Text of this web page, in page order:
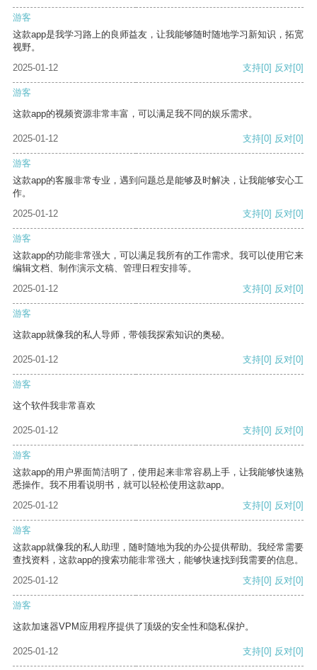
游客
这款app是我学习路上的良师益友，让我能够随时随地学习新知识，拓宽
视野。
2025-01-12
支持[0] 反对[0]
游客
这款app的视频资源非常丰富，可以满足我不同的娱乐需求。
2025-01-12 支持[0] 反对[0]
游客
这款app的客服非常专业，遇到问题总是能够及时解决，让我能够安心工
作。
2025-01-12
支持[0] 反对[0]
游客
这款app的功能非常强大，可以满足我所有的工作需求。我可以使用它来
编辑文档、制作演示文稿、管理日程安排等。
2025-01-12
支持[0] 反对[0]
游客
这款app就像我的私人导师，带领我探索知识的奥秘。
2025-01-12 支持[0] 反对[0]
游客
这个软件我非常喜欢
2025-01-12 支持[0] 反对[0]
游客
这款app的用户界面简洁明了，使用起来非常容易上手，让我能够快速熟
悉操作。我不用看说明书，就可以轻松使用这款app。
2025-01-12
支持[0] 反对[0]
游客
这款app就像我的私人助理，随时随地为我的办公提供帮助。我经常需要
查找资料，这款app的搜索功能非常强大，能够快速找到我需要的信息。
2025-01-12
支持[0] 反对[0]
游客
这款加速器VPM应用程序提供了顶级的安全性和隐私保护。
2025-01-12 支持[0] 反对[0]